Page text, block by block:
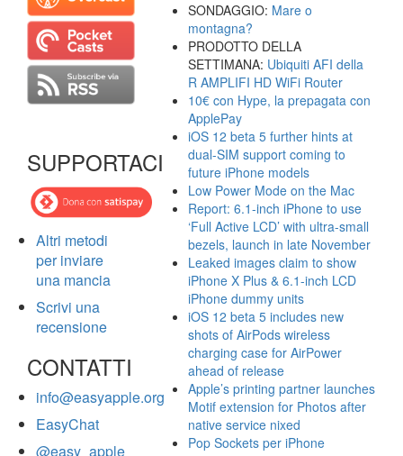
SUPPORTACI
Altri metodi
per inviare
una mancia
Scrivi una
recensione
CONTATTI
info@easyapple.org
EasyChat
@easy_apple
SONDAGGIO: Mare o
montagna?
PRODOTTO DELLA
SETTIMANA: Ubiquiti AFI della
R AMPLIFI HD WiFi Router
10€ con Hype, la prepagata con
ApplePay
iOS 12 beta 5 further hints at
dual-SIM support coming to
future iPhone models
Low Power Mode on the Mac
Report: 6.1-inch iPhone to use
‘Full Active LCD’ with ultra-small
bezels, launch in late November
Leaked images claim to show
iPhone X Plus & 6.1-inch LCD
iPhone dummy units
iOS 12 beta 5 includes new
shots of AirPods wireless
charging case for AirPower
ahead of release
Apple’s printing partner launches
Motif extension for Photos after
native service nixed
Pop Sockets per iPhone